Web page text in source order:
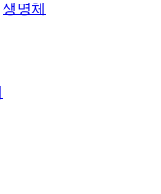
생명체